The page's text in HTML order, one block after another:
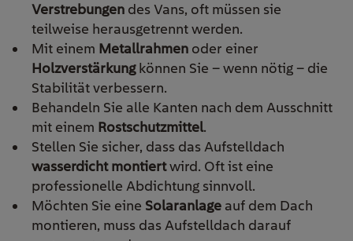
Verstrebungen des Vans, oft müssen sie
teilweise herausgetrennt werden.
Mit einem Metallrahmen oder einer
Holzverstärkungkönnen Sie – wenn nötig – die
Stabilität verbessern.
Behandeln Sie alle Kanten nach dem Ausschnitt
mit einem Rostschutzmittel.
Stellen Sie sicher, dass das Aufstelldach
wasserdicht montiertwird. Oft ist eine
professionelle Abdichtung sinnvoll.
Möchten Sie eine Solaranlage auf dem Dach
montieren, muss das Aufstelldach darauf